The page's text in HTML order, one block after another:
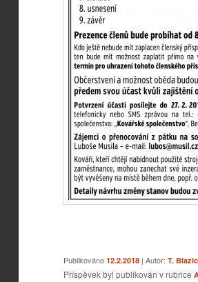
Publikováno 12.2.2018 | Autor: T.
Příspěvek byl publikován v rubrice